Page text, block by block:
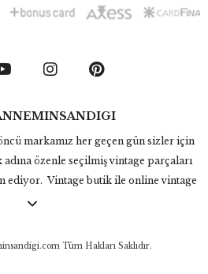
markamız her geçen gün sizler için
özenle seçilmiş vintage parçaları
ediyor. Vintage butik ile online vintage
Sandığı 70ler, 80ler, 90lar vintage
bulunduruyor. Vintage ürünlerden
Tüm Hakları Saklıdır.